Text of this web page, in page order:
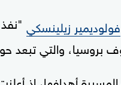
فولوديمير زيلينسكي
تبعد حوالي 700 كيلومتر عن خط